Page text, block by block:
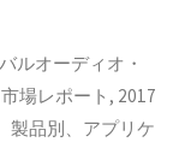
ルオーディオ・
場レポート, 2017
製品別、アプリケ